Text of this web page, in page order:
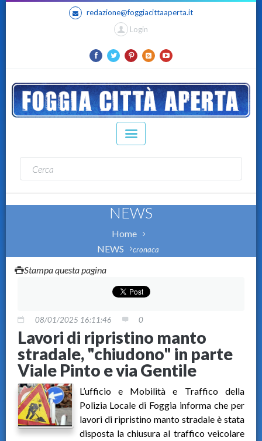
redazione@foggiacittaaperta.it
Login
NEWS
Home
NEWS
cronaca
Stampa questa pagina
08/01/2025 16:11:46 0
Lavori di ripristino manto
stradale, "chiudono" in parte
Viale Pinto e via Gentile
L’ufficio e Mobilità e Traffico della
Polizia Locale di Foggia informa che per
lavori di ripristino manto stradale è stata
disposta la chiusura al traffico veicolare